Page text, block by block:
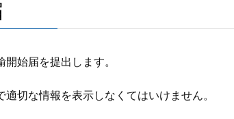
始届を提出します。
適切な情報を表示しなくてはいけません。